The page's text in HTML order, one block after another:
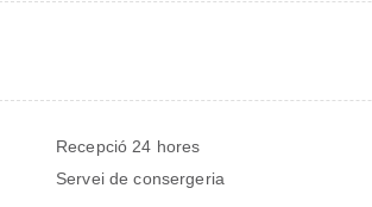
Recepció 24 hores
Servei de consergeria